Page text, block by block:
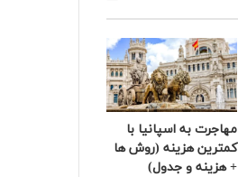
مهاجرت به اسپانیا با
کمترین هزینه (روش ها
+ هزینه و جدول)